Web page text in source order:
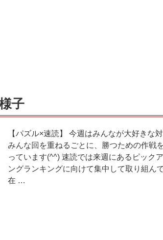
子
【パズル×速読】 今週はみんなが大好きな
みんな回を重ねるごとに、勝つための作戦
っています(^^) 速読では来週にあるピック
ングランキングに向けて集中して取り組ん
在 …